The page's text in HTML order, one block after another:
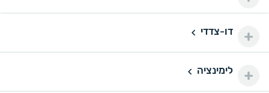
200 יחידות
110 ₪
160 ₪
דו-צדדידו-צדדי
לימינציהלימינציה